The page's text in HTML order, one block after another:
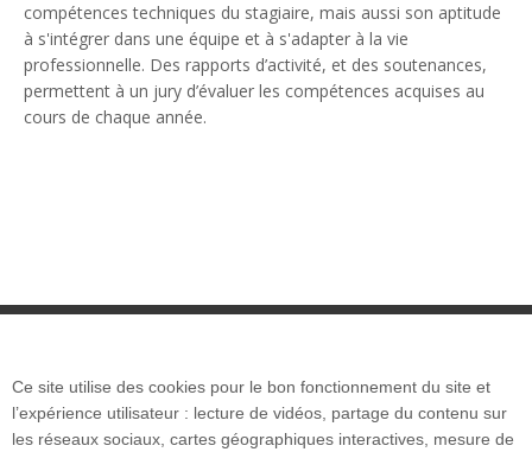
compétences techniques du stagiaire, mais aussi son aptitude
à s'intégrer dans une équipe et à s'adapter à la vie
professionnelle. Des rapports d’activité, et des soutenances,
permettent à un jury d’évaluer les compétences acquises au
cours de chaque année.
Plan du site
Ce site utilise des cookies pour le bon fonctionnement du site et
l’expérience utilisateur : lecture de vidéos, partage du contenu sur
les réseaux sociaux, cartes géographiques interactives, mesure de